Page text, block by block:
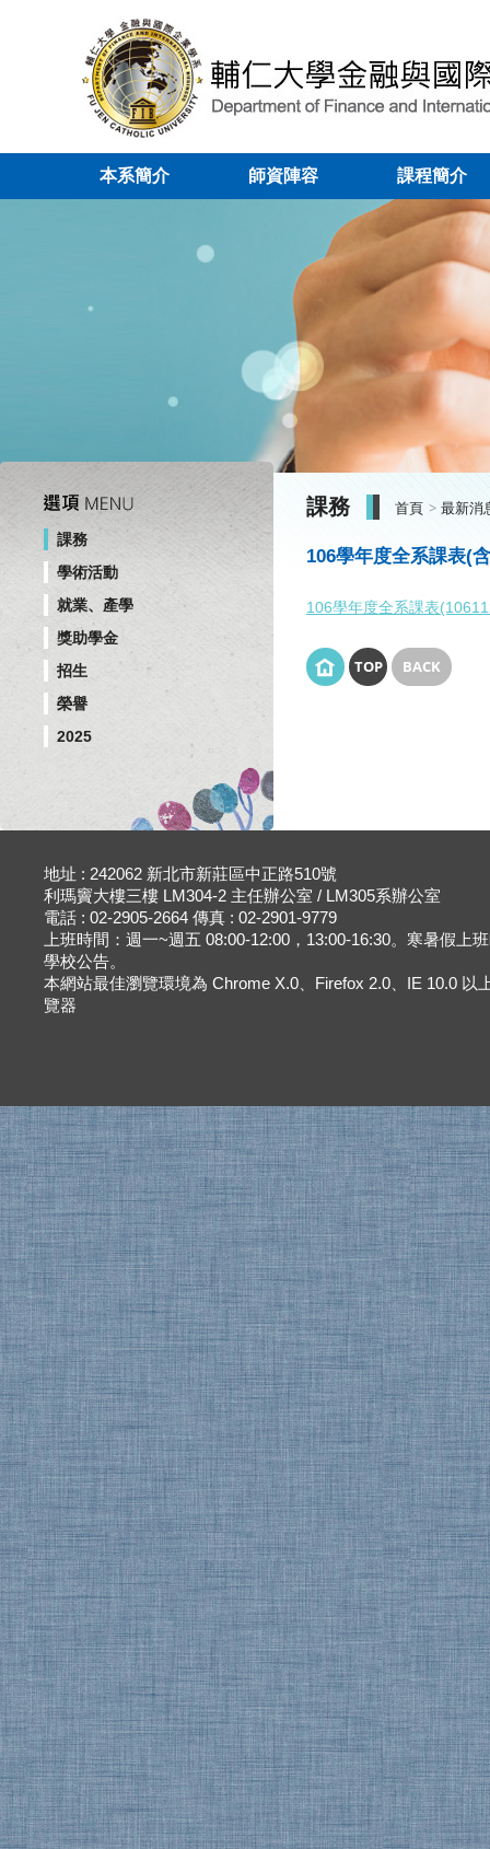
本系簡介 師資陣容 課程簡介
課務
學術活動
就業、產學
獎助學金
招生
榮譽
2025
課務 首頁 最新消
106學年度全系課表(
106學年度全系課表
TOP BACK
地址 : 242062 新北市新莊區中正路510號
利瑪竇大樓三樓 LM304-2 主任辦公室 / LM305系辦公室
電話 : 02-2905-2664 傳真 : 02-2901-9779
上班時間：週一~週五 08:00-12:00，13:00-16:30。寒暑假上
學校公告。
本網站最佳瀏覽環境為 Chrome X.0、Firefox 2.0、IE 10.0 以
覽器